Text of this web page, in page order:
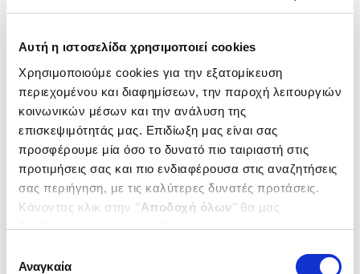
Αυτή η ιστοσελίδα χρησιμοποιεί cookies
Χρησιμοποιούμε cookies για την εξατομίκευση
περιεχομένου και διαφημίσεων, την παροχή λειτουργιών
κοινωνικών μέσων και την ανάλυση της
επισκεψιμότητάς μας. Επιδίωξη μας είναι σας
προσφέρουμε μία όσο το δυνατό πιο ταιριαστή στις
προτιμήσεις σας και πιο ενδιαφέρουσα στις αναζητήσεις
σας περιήγηση, με τις καλύτερες δυνατές προτάσεις.
Κάνοντας κλικ στην ‘’Αποδοχή όλων’’ θα μας
βοηθήσετε να ανταποκριθούμε στα παραπάνω.
ενδιαφέρουν και να επιλέξετε από τα παρακάτω με την
συγκατάθεσης
Αναγκαία
κατάθεση.
1-1 από 1 προϊόντα
Δημοτικότητα